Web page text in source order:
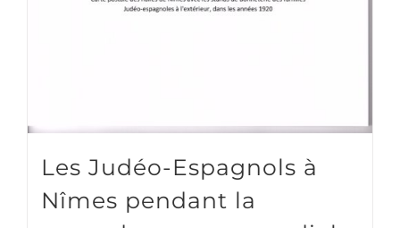
Les Judéo-Espagnols à
Nîmes pendant la